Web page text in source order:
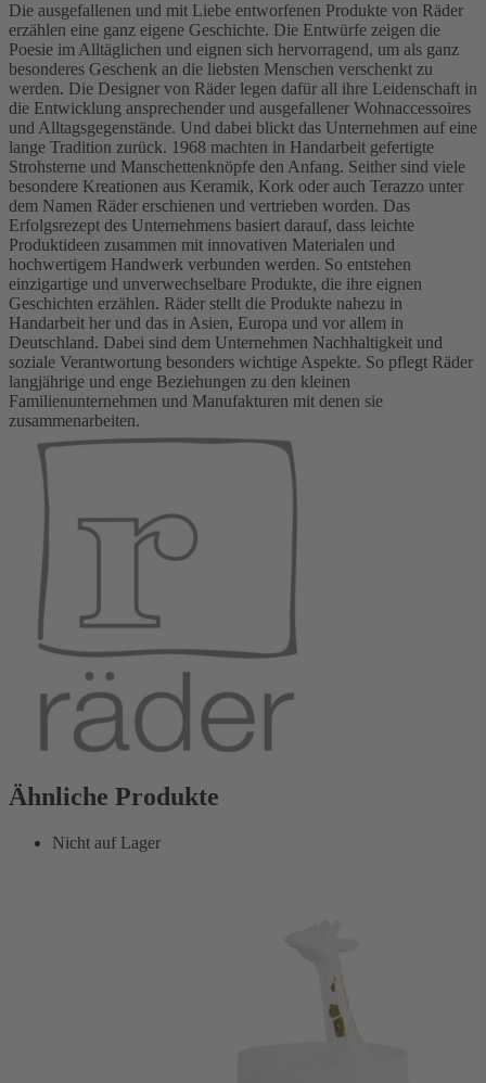
Die ausgefallenen und mit Liebe entworfenen Produkte von Räder
erzählen eine ganz eigene Geschichte. Die Entwürfe zeigen die
Poesie im Alltäglichen und eignen sich hervorragend, um als ganz
besonderes Geschenk an die liebsten Menschen verschenkt zu
werden. Die Designer von Räder legen dafür all ihre Leidenschaft in
die Entwicklung ansprechender und ausgefallener Wohnaccessoires
und Alltagsgegenstände. Und dabei blickt das Unternehmen auf eine
lange Tradition zurück. 1968 machten in Handarbeit gefertigte
Strohsterne und Manschettenknöpfe den Anfang. Seither sind viele
besondere Kreationen aus Keramik, Kork oder auch Terazzo unter
dem Namen Räder erschienen und vertrieben worden. Das
Erfolgsrezept des Unternehmens basiert darauf, dass leichte
Produktideen zusammen mit innovativen Materialen und
hochwertigem Handwerk verbunden werden. So entstehen
einzigartige und unverwechselbare Produkte, die ihre eignen
Geschichten erzählen. Räder stellt die Produkte nahezu in
Handarbeit her und das in Asien, Europa und vor allem in
Deutschland. Dabei sind dem Unternehmen Nachhaltigkeit und
soziale Verantwortung besonders wichtige Aspekte. So pflegt Räder
langjährige und enge Beziehungen zu den kleinen
Familienunternehmen und Manufakturen mit denen sie
zusammenarbeiten.
Ähnliche Produkte
Nicht auf Lager